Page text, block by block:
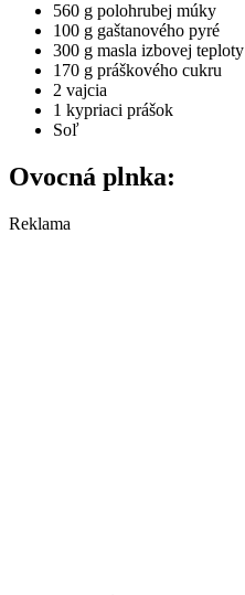
560 g polohrubej múky
100 g gaštanového pyré
300 g masla izbovej teploty
170 g práškového cukru
2 vajcia
1 kypriaci prášok
Soľ
Ovocná plnka:
Reklama